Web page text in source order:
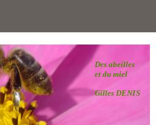
Des abeilles
et du miel
Gilles DENIS